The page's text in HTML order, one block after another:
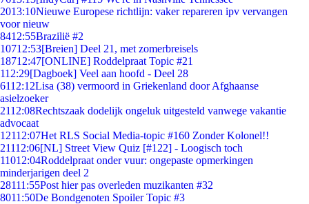
2013:10Nieuwe Europese richtlijn: vaker repareren ipv vervangen
voor nieuw
8412:55Brazilië #2
10712:53[Breien] Deel 21, met zomerbreisels
18712:47[ONLINE] Roddelpraat Topic #21
112:29[Dagboek] Veel aan hoofd - Deel 28
6112:12Lisa (38) vermoord in Griekenland door Afghaanse
asielzoeker
2112:08Rechtszaak dodelijk ongeluk uitgesteld vanwege vakantie
advocaat
12112:07Het RLS Social Media-topic #160 Zonder Kolonel!!
21112:06[NL] Street View Quiz [#122] - Loogisch toch
11012:04Roddelpraat onder vuur: ongepaste opmerkingen
minderjarigen deel 2
28111:55Post hier pas overleden muzikanten #32
8011:50De Bondgenoten Spoiler Topic #3